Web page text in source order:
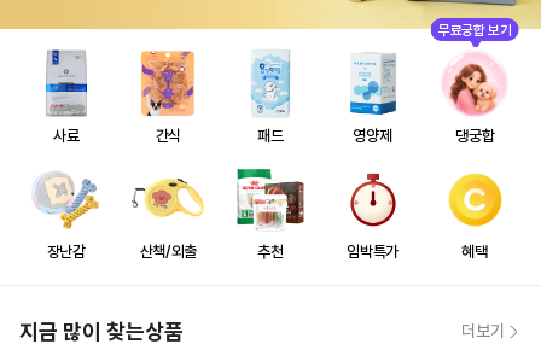
사료 간식 패드 영양제 댕궁합
무료궁합 보기
장난감 산책/외출 추천 임박특가 혜택
지금 많이 찾는상품 더보기